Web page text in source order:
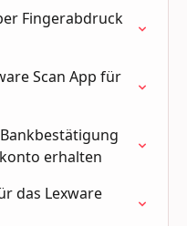
Fingerabdruck
Scan App für
erhalten
das Lexware